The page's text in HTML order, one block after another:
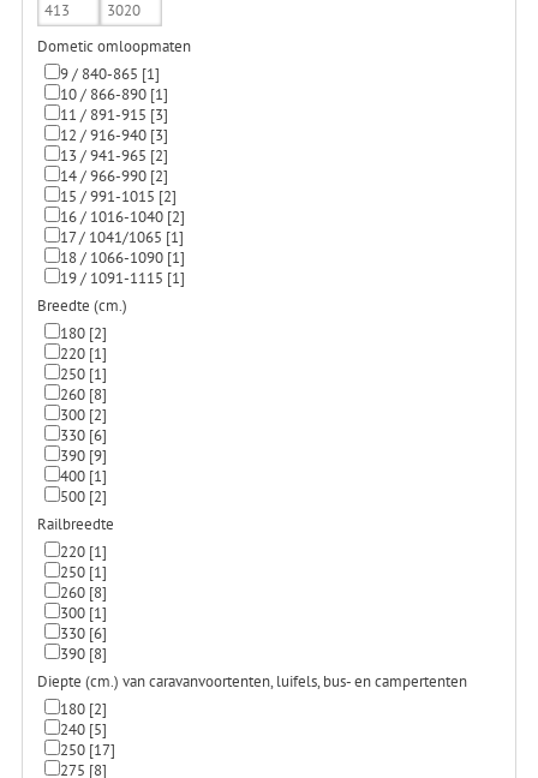
Dometic omloopmaten
9 / 840-865 [1]
10 / 866-890[1]
11 / 891-915 [3]
12 / 916-940[3]
13 / 941-965 [2]
14 / 966-990[2]
15 / 991-1015 [2]
16 / 1016-1040[2]
17 / 1041/1065 [1]
18 / 1066-1090[1]
19 / 1091-1115 [1]
Breedte (cm.)
180[2]
220[1]
250[1]
260[8]
300[2]
330[6]
390[9]
400[1]
500[2]
Railbreedte
220[1]
250[1]
260[8]
300[1]
330[6]
390[8]
Diepte (cm.) van caravanvoortenten, luifels, bus- en campertenten
180[2]
240[5]
250[17]
275 [8]